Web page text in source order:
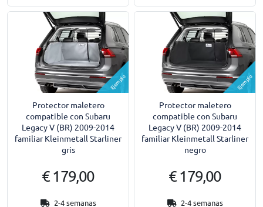
Ejemplo
Protector maletero
compatible con Subaru
Legacy V (BR) 2009-2014
familiar Kleinmetall Starliner
gris
€ 179,00
2-4 semanas
Ejemplo
Protector maletero
compatible con Subaru
Legacy V (BR) 2009-2014
familiar Kleinmetall Starliner
negro
€ 179,00
2-4 semanas